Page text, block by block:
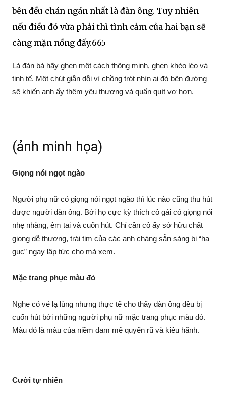
bên đều chán ngán nhất là đàn ông. Tuy nhiên
nếu điều đó vừa phải thì tình cảm của hai bạn sẽ
càng mặn nồng đấy.665
Là đàn bà hãy ghen một cách thông minh, ghen khéo léo và
tinh tế. Một chút giẫn dỗi vì chồng trót nhìn ai đó bên đường
sẽ khiến anh ấy thêm yêu thương và quấn quít vợ hơn.
(ảnh minh họa)
Giọng nói ngọt ngào
Người phụ nữ có giọng nói ngọt ngào thì lúc nào cũng thu hút
được người đàn ông. Bởi họ cực kỳ thích cô gái có giọng nói
nhẹ nhàng, êm tai và cuốn hút. Chỉ cần cô ấy sở hữu chất
giọng dễ thương, trái tim của các anh chàng sẵn sàng bị “hạ
gục” ngay lập tức cho mà xem.
Mặc trang phục màu đỏ
Nghe có vẻ lạ lùng nhưng thực tế cho thấy đàn ông đều bị
cuốn hút bởi những người phụ nữ mặc trang phục màu đỏ.
Màu đỏ là màu của niềm đam mê quyến rũ và kiêu hãnh.
Cười tự nhiên